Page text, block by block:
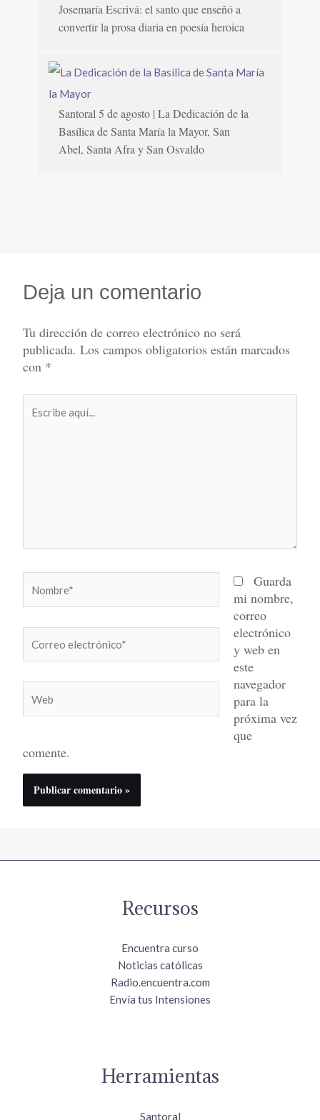
Josemaría Escrivá: el santo que enseñó a
convertir la prosa diaria en poesía heroica
Santoral 5 de agosto | La Dedicación de la
Basílica de Santa María la Mayor, San
Abel, Santa Afra y San Osvaldo
Deja un comentario
Tu dirección de correo electrónico no será
publicada. Los campos obligatorios están marcados
con *
aquí...
electrónico*
Guarda
mi nombre,
correo
electrónico
y web en
este
navegador
para la
próxima vez
que
comente.
Recursos
Encuentra curso
Noticias católicas
Radio.encuentra.com
Envía tus Intensiones
Herramientas
Santoral